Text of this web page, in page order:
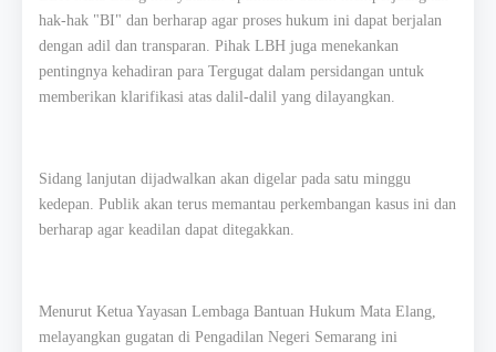
hak-hak "BI" dan berharap agar proses hukum ini dapat berjalan
dengan adil dan transparan. Pihak LBH juga menekankan
pentingnya kehadiran para Tergugat dalam persidangan untuk
memberikan klarifikasi atas dalil-dalil yang dilayangkan.
Sidang lanjutan dijadwalkan akan digelar pada satu minggu
kedepan. Publik akan terus memantau perkembangan kasus ini dan
berharap agar keadilan dapat ditegakkan.
Menurut Ketua Yayasan Lembaga Bantuan Hukum Mata Elang,
melayangkan gugatan di Pengadilan Negeri Semarang ini